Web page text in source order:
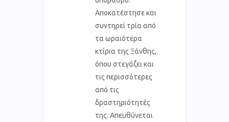
Αποκατέστησε και
συντηρεί τρία από
τα ωραιότερα
κτίρια της Ξάνθης,
όπου στεγάζει και
τις περισσότερες
από τις
δραστηριότητές
της. Απευθύνεται